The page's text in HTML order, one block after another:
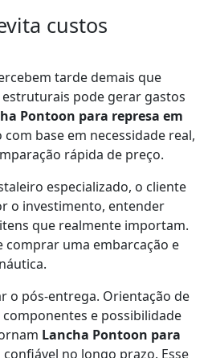
custos
tarde demais que
pode gerar gastos
Pontoon para represa em
base em necessidade real,
rápida de preço.
especializado, o cliente
o investimento, entender
que realmente importam.
comprar uma embarcação e
o pós-entrega. Orientação de
e possibilidade
Lancha Pontoon para
confiável no longo prazo. Esse